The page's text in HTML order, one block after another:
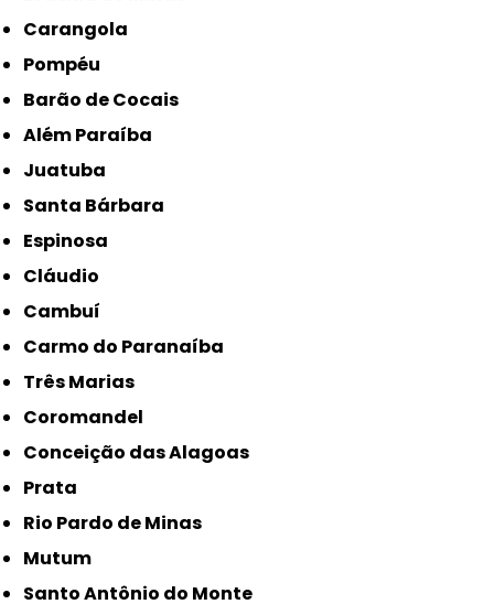
Carangola
Pompéu
Barão de Cocais
Além Paraíba
Juatuba
Santa Bárbara
Espinosa
Cláudio
Cambuí
Carmo do Paranaíba
Três Marias
Coromandel
Conceição das Alagoas
Prata
Rio Pardo de Minas
Mutum
Santo Antônio do Monte